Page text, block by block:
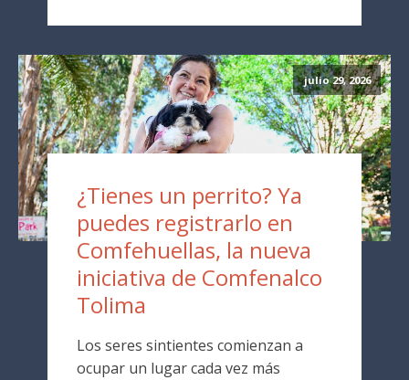
julio 29, 2026
¿Tienes un perrito? Ya
puedes registrarlo en
Comfehuellas, la nueva
iniciativa de Comfenalco
Tolima
Los seres sintientes comienzan a
ocupar un lugar cada vez más